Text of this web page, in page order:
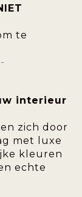
te
interieur
zich door
met luxe
kleuren
echte